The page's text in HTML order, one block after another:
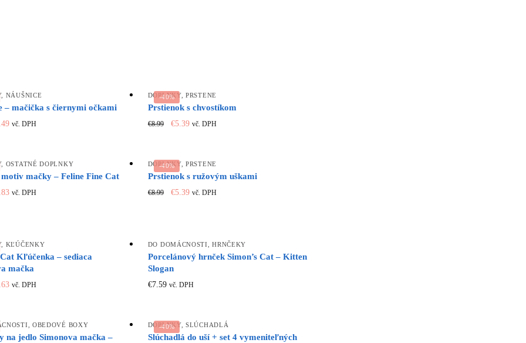
, NÁUŠNICE
– mačička s čiernymi očkami
Current
€3.49.
vč. DPH
-40%
DOPLNKY,PRSTENE
Prstienok s chvostíkom
€8.99
Original
€8.99.
€5.39Current
€5.39.
vč. DPH
, OSTATNÉ DOPLNKY
motiv mačky – Feline Fine Cat
Current
vč. DPH
-40%
DOPLNKY,PRSTENE
Prstienok s ružovým uškami
€8.99
Original
€5.39Current
vč. DPH
, KĽÚČENKY
Cat Kľúčenka – sediaca
mačka
Current
€3.63.
vč. DPH
DO DOMÁCNOSTI,HRNČEKY
Porcelánový hrnček Simon’s Cat – Kitten
Slogan
€7.59 vč. DPH
, OBEDOVÉ BOXY
na jedlo Simonova mačka –
-40%
DOPLNKY,SLÚCHADLÁ
Slúchadlá do uší + set 4 vymeniteľných